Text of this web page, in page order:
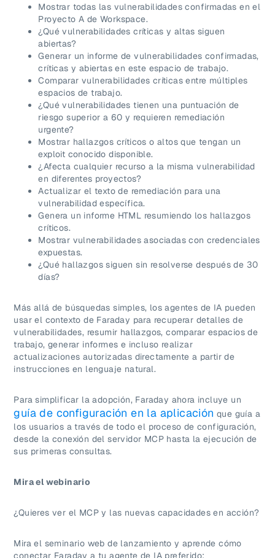
Mostrar todas las vulnerabilidades confirmadas en el
Proyecto A de Workspace.
¿Qué vulnerabilidades críticas y altas siguen
abiertas?
Generar un informe de vulnerabilidades confirmadas,
críticas y abiertas en este espacio de trabajo.
Comparar vulnerabilidades críticas entre múltiples
espacios de trabajo.
¿Qué vulnerabilidades tienen una puntuación de
riesgo superior a 60 y requieren remediación
urgente?
Mostrar hallazgos críticos o altos que tengan un
exploit conocido disponible.
¿Afecta cualquier recurso a la misma vulnerabilidad
en diferentes proyectos?
Actualizar el texto de remediación para una
vulnerabilidad específica.
Genera un informe HTML resumiendo los hallazgos
críticos.
Mostrar vulnerabilidades asociadas con credenciales
expuestas.
¿Qué hallazgos siguen sin resolverse después de 30
días?
Más allá de búsquedas simples, los agentes de IA pueden
usar el contexto de Faraday para recuperar detalles de
vulnerabilidades, resumir hallazgos, comparar espacios de
trabajo, generar informes e incluso realizar
actualizaciones autorizadas directamente a partir de
instrucciones en lenguaje natural.
Para simplificar la adopción, Faraday ahora incluye un
guía de configuración en la aplicación que guía a
los usuarios a través de todo el proceso de configuración,
desde la conexión del servidor MCP hasta la ejecución de
sus primeras consultas.
Mira el webinario
¿Quieres ver el MCP y las nuevas capacidades en acción?
Mira el seminario web de lanzamiento y aprende cómo
conectar Faraday a tu agente de IA preferido: